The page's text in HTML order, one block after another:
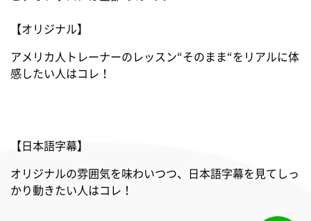
【オリジナル】
アメリカ人トレーナーのレッスン“そのまま“をリアルに体
感したい人はコレ！
【日本語字幕】
オリジナルの雰囲気を味わいつつ、日本語字幕を見てしっ
かり動きたい人はコレ！